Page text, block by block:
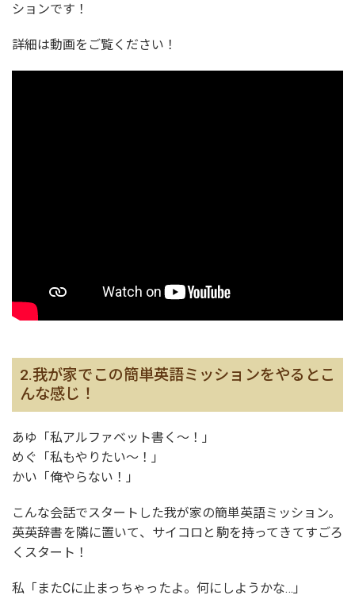
ションです！
詳細は動画をご覧ください！
2.我が家でこの簡単英語ミッションをやるとこ
んな感じ！
あゆ「私アルファベット書く〜！」
めぐ「私もやりたい〜！」
かい「俺やらない！」
こんな会話でスタートした我が家の簡単英語ミッション。
英英辞書を隣に置いて、サイコロと駒を持ってきてすごろ
くスタート！
私「またCに止まっちゃったよ。何にしようかな…」